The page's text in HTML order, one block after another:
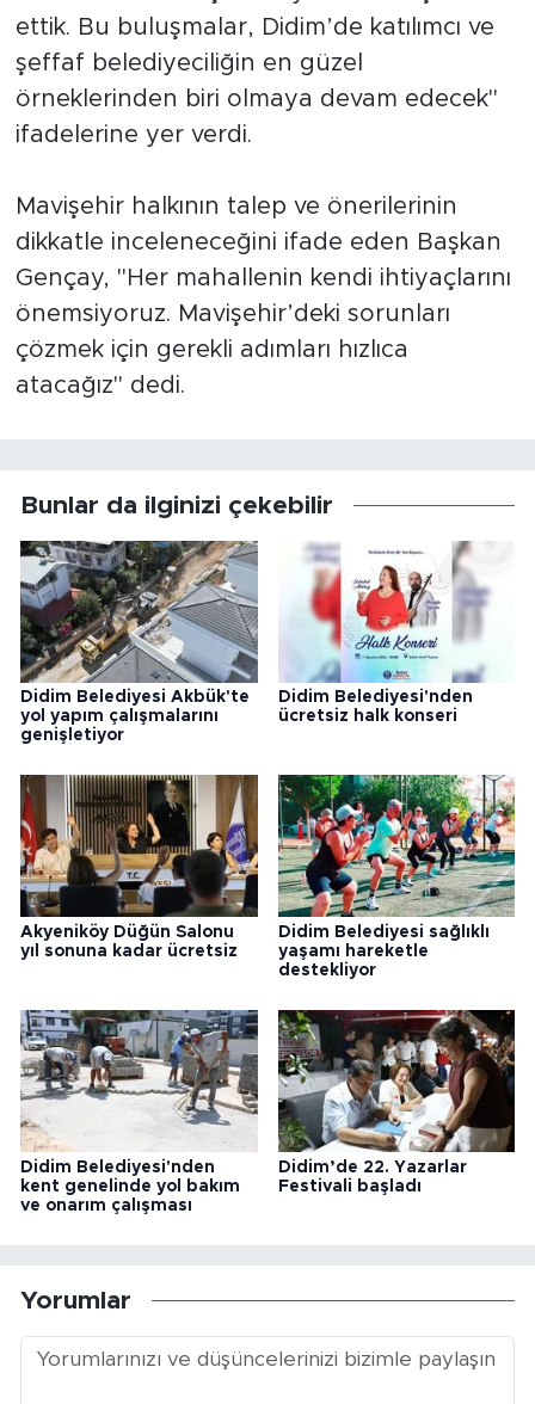
ettik. Bu buluşmalar, Didim’de katılımcı ve
şeffaf belediyeciliğin en güzel
örneklerinden biri olmaya devam edecek"
ifadelerine yer verdi.
Mavişehir halkının talep ve önerilerinin
dikkatle inceleneceğini ifade eden Başkan
Gençay, "Her mahallenin kendi ihtiyaçlarını
önemsiyoruz. Mavişehir’deki sorunları
çözmek için gerekli adımları hızlıca
atacağız" dedi.
Bunlar da ilginizi çekebilir
Didim Belediyesi Akbük'te
yol yapım çalışmalarını
genişletiyor
Didim Belediyesi'nden
ücretsiz halk konseri
Akyeniköy Düğün Salonu
yıl sonuna kadar ücretsiz
Didim Belediyesi sağlıklı
yaşamı hareketle
destekliyor
Didim Belediyesi'nden
kent genelinde yol bakım
ve onarım çalışması
Didim’de 22. Yazarlar
Festivali başladı
Yorumlar